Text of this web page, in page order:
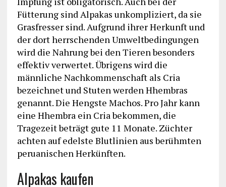
Fütterung sind Alpakas unkompliziert, da sie
Grasfresser sind. Aufgrund ihrer Herkunft und
der dort herrschenden Umweltbedingungen
wird die Nahrung bei den Tieren besonders
effektiv verwertet. Übrigens wird die
männliche Nachkommenschaft als Cria
bezeichnet und Stuten werden Hhembras
genannt. Die Hengste Machos. Pro Jahr kann
eine Hhembra ein Cria bekommen, die
Tragezeit beträgt gute 11 Monate. Züchter
achten auf edelste Blutlinien aus berühmten
peruanischen Herkünften.
Alpakas kaufen